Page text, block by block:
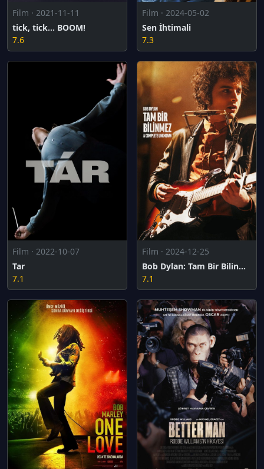
Film · 2021-11-11
tick, tick... BOOM!
7.6
Film · 2024-05-02
Sen İhtimali
7.3
Film · 2022-10-07
Tar
7.1
Film · 2024-12-25
Bob Dylan: Tam Bir Bilinmez
7.1